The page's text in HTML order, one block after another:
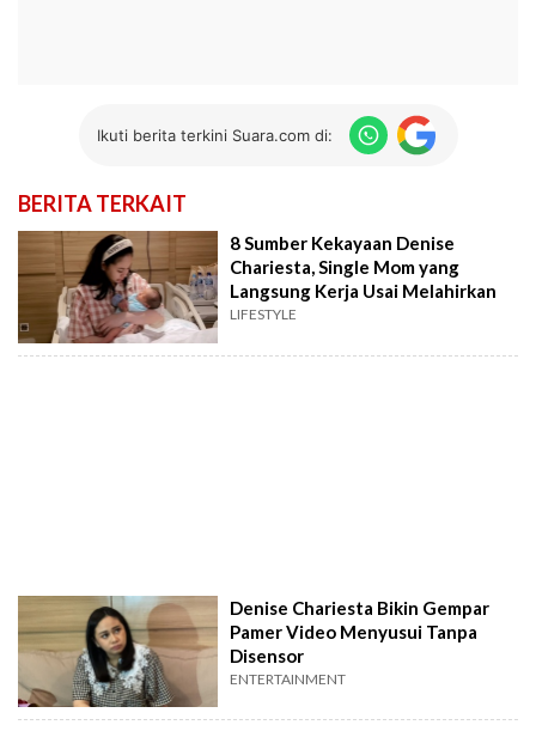
Ikuti berita terkini Suara.com di:
BERITA TERKAIT
8 Sumber Kekayaan Denise
Chariesta, Single Mom yang
Langsung Kerja Usai Melahirkan
LIFESTYLE
Denise Chariesta Bikin Gempar
Pamer Video Menyusui Tanpa
Disensor
ENTERTAINMENT